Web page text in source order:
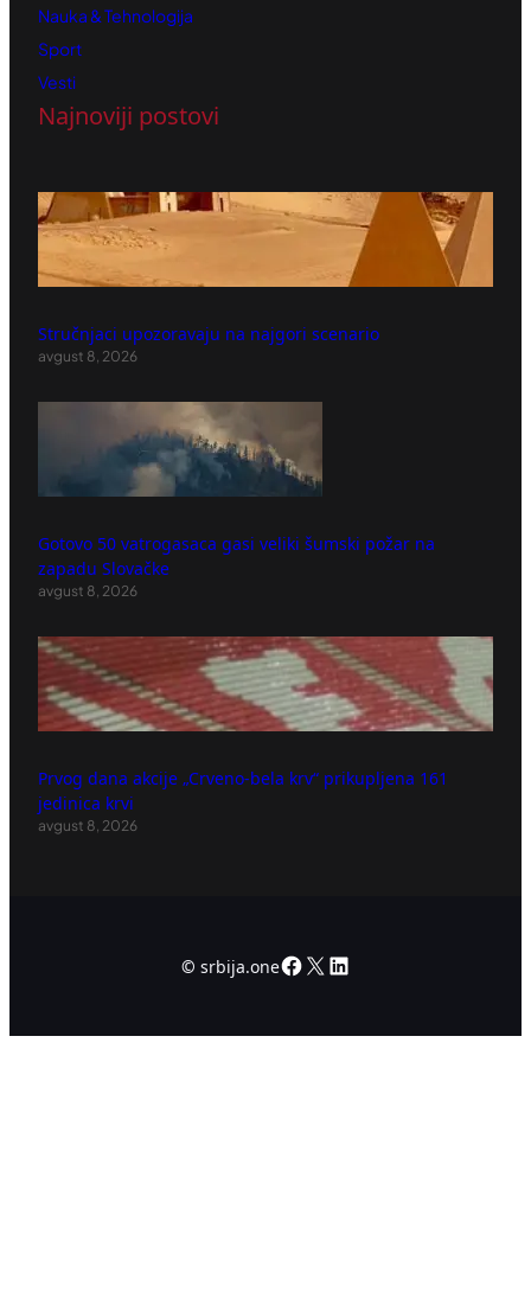
Nauka & Tehnologija
Sport
Vesti
Najnoviji postovi
Stručnjaci upozoravaju na najgori scenario
avgust 8, 2026
Gotovo 50 vatrogasaca gasi veliki šumski požar na
zapadu Slovačke
avgust 8, 2026
Prvog dana akcije „Crveno-bela krv“ prikupljena 161
jedinica krvi
avgust 8, 2026
© srbija.oneFacebook
X LinkedIn